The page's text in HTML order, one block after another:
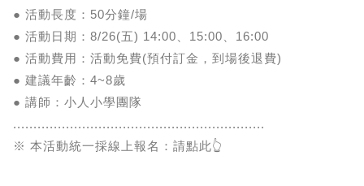
● 活動長度：50分鐘/場
● 活動日期：8/26(五) 14:00、15:00、16:00
● 活動費用：活動免費(預付訂金，到場後退費)
● 建議年齡：4~8歲
● 講師：小人小學團隊
..............................................................
※ 本活動統一採線上報名：請點此👆